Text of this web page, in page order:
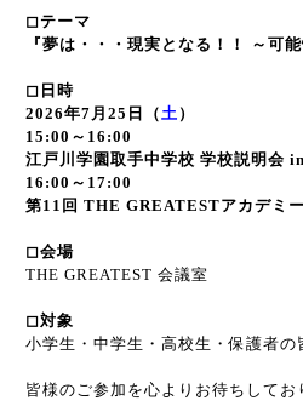
◻︎テーマ
『夢は・・・現実となる！！ ～可
◻︎日時
2026年7月25日（土 ）
15:00～16:00
江戸川学園取手中学校 学校説明会
16:00～17:00
第11回 THE GREATESTアカデミー
◻︎会場
THE GREATEST 会議室
◻︎対象
小学生・中学生・高校生・保護者の
皆様のご参加を心よりお待ちしてお